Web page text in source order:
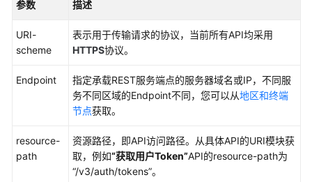
绍
户
最
佳
参数 描述
URI-
scheme
表示用于传输请求的协议，当前所有API均采用
HTTPS协议。
Endpoint
指定承载REST服务端点的服务器域名或IP，不同服
务不同区域的Endpoint不同，您可以从地区和终端
节点获取。
resource-
path
资源路径，即API访问路径。从具体API的URI模块获
取，例如“获取用户Token”API的resource-path为
“/v3/auth/tokens”。